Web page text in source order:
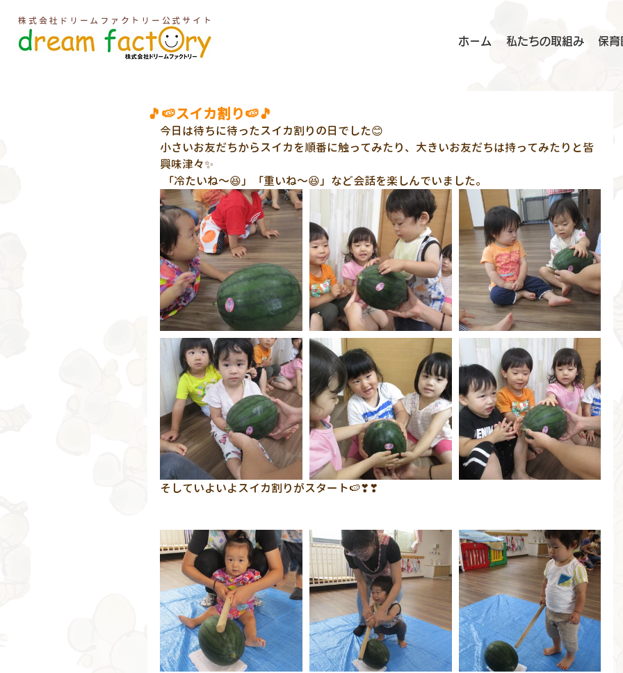
株式会社ドリームファクトリー公式サイト
ホーム 私たちの取組み 保育
🎵🍉スイカ割り🍉🎵
今日は待ちに待ったスイカ割りの日でした😊
小さいお友だちからスイカを順番に触ってみたり、大きいお友だちは持ってみたりと皆
興味津々✨
「冷たいね～😆」「重いね～😆」など会話を楽しんでいました。
そしていよいよスイカ割りがスタート🍉❣❣